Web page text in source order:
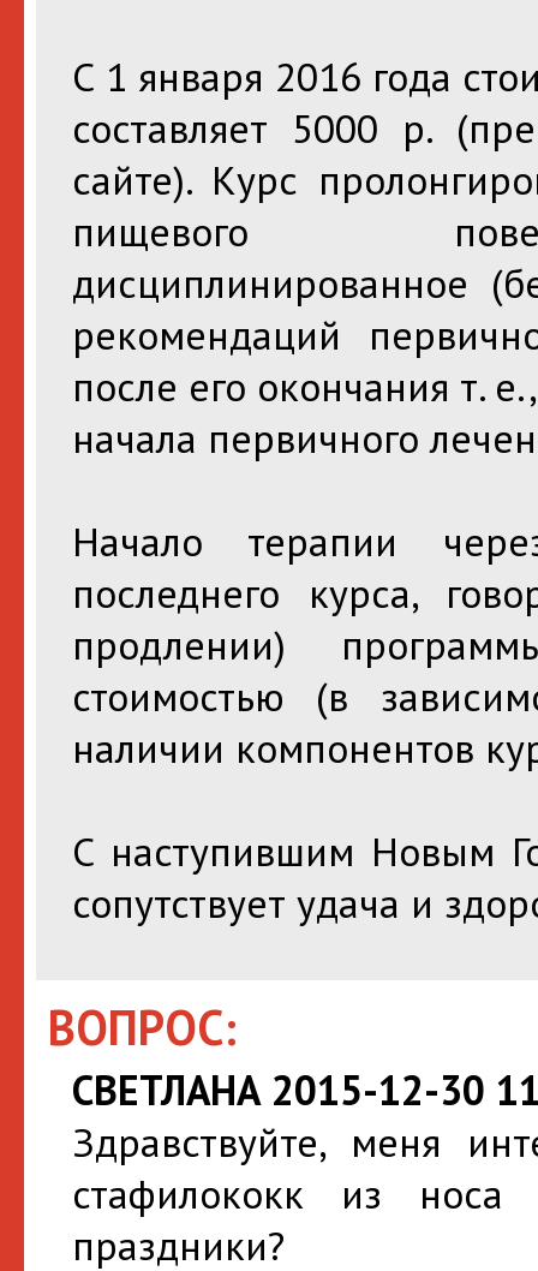
С 1 января 2016 года
составляет 5000 р.
сайте). Курс
пищевого
дисциплинированное
рекомендаций
после его окончания т.
начала первичного
Начало терапии
последнего курса,
продлении)
стоимостью (в
наличии компонентов
С наступившим Новым
сопутствует удача и
ВОПРОС:
СВЕТЛАНА 2015-12-30
Здравствуйте, меня
стафилококк из
праздники?